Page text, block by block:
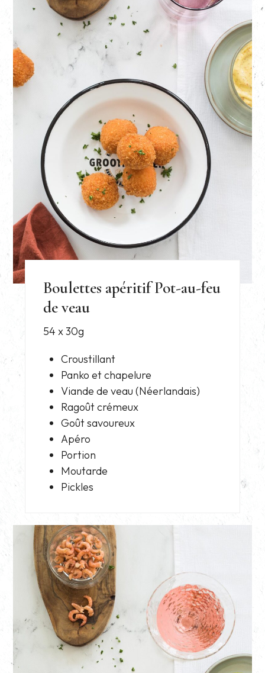
Boulettes apéritif Pot-au-feu
de veau
54 x 30g
Croustillant
Panko et chapelure
Viande de veau (Néerlandais)
Ragoût crémeux
Goût savoureux
Apéro
Portion
Moutarde
Pickles